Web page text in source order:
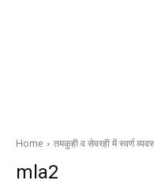
Home तमकुही व सेवरही में स्वर्ण
mla2